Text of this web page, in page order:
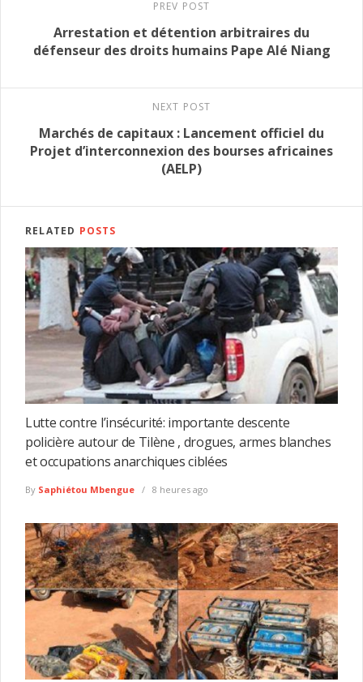
PREV POST
Arrestation et détention arbitraires du
défenseur des droits humains Pape Alé Niang
NEXT POST
Marchés de capitaux : Lancement officiel du
Projet d’interconnexion des bourses africaines
(AELP)
RELATED POSTS
Lutte contre l’insécurité: importante descente
policière autour de Tilène , drogues, armes blanches
et occupations anarchiques ciblées
By Saphiétou Mbengue 8 heures ago